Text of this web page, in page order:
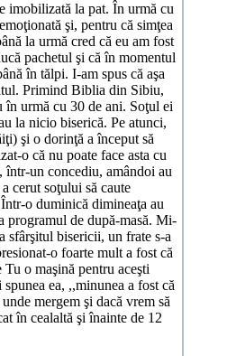
la pat. În urmă cu
şi, pentru că simţea
la urmă cred că eu am fost
pachetul şi că în momentul
în tălpi. I-am spus că aşa
Primind Biblia din Sibiu,
în urmă cu 30 de ani. Soţul ei
la nicio biserică. Pe atunci,
şi o dorinţă a început să
o că nu poate face asta cu
într-un concediu, amândoi au
cerut soţului să caute
o duminică dimineaţa au
programul de după-masă. Mi-
sfârşitul bisericii, un frate s-a
o foarte mult a fost că
Tu o maşină pentru aceşti
ea, ,,minunea a fost că
mergem şi dacă vrem să
în cealaltă şi înainte de 12